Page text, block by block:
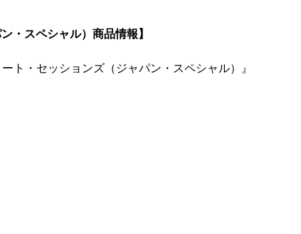
・スペシャル）商品情報】
ト・セッションズ（ジャパン・スペシャル）』